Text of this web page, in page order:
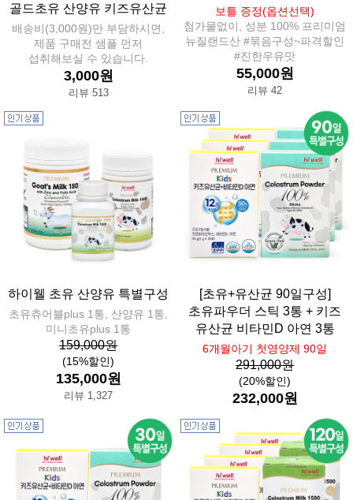
골드초유 산양유 키즈유산균
배송비(3,000원)만 부담하시면,
제품 구매전 샘플 먼저
섭취해보실 수 있습니다.
3,000원
리뷰 513
보틀 증정(옵션선택)
첨가물없이, 성분 100% 프리미엄
뉴질랜드산 #묶음구성~파격할인
#진한우유맛
55,000원
리뷰 42
하이웰 초유 산양유 특별구성
초유츄어블plus 1통, 산양유 1통,
미니초유plus 1통
159,000원
(15%할인)
135,000원
리뷰 1,327
[초유+유산균 90일구성]
초유파우더 스틱 3통 + 키즈
유산균 비타민D 아연 3통
6개월아기 첫영양제 90일
291,000원
(20%할인)
232,000원